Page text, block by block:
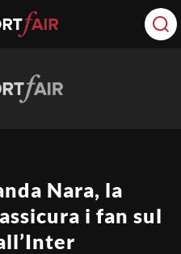
Nara, la
i fan sul